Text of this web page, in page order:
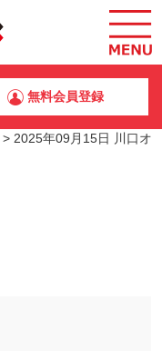
無料会員登録
> 2025年09月15日 川口オ